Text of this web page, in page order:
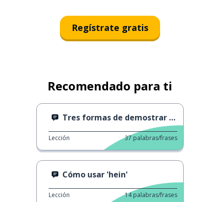
Regístrate gratis
Recomendado para ti
Tres formas de demostrar que estás sorprendido.
Lección 37 palabras/frases
Cómo usar 'hein'
Lección 14 palabras/frases